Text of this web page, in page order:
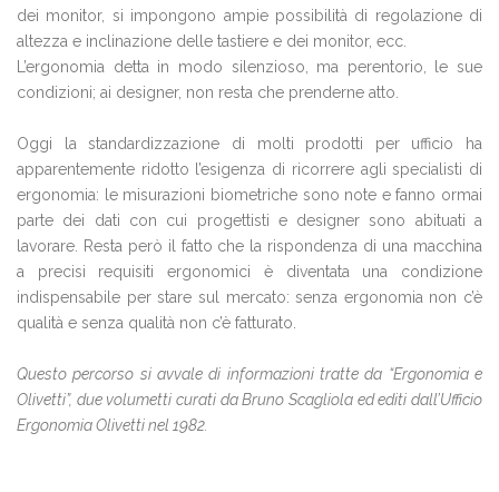
dei monitor, si impongono ampie possibilità di regolazione di
altezza e inclinazione delle tastiere e dei monitor, ecc.
L’ergonomia detta in modo silenzioso, ma perentorio, le sue
condizioni; ai designer, non resta che prenderne atto.
Oggi la standardizzazione di molti prodotti per ufficio ha
apparentemente ridotto l’esigenza di ricorrere agli specialisti di
ergonomia: le misurazioni biometriche sono note e fanno ormai
parte dei dati con cui progettisti e designer sono abituati a
lavorare. Resta però il fatto che la rispondenza di una macchina
a precisi requisiti ergonomici è diventata una condizione
indispensabile per stare sul mercato: senza ergonomia non c’è
qualità e senza qualità non c’è fatturato.
Questo percorso si avvale di informazioni tratte da “Ergonomia e
Olivetti”, due volumetti curati da Bruno Scagliola ed editi dall’Ufficio
Ergonomia Olivetti nel 1982.